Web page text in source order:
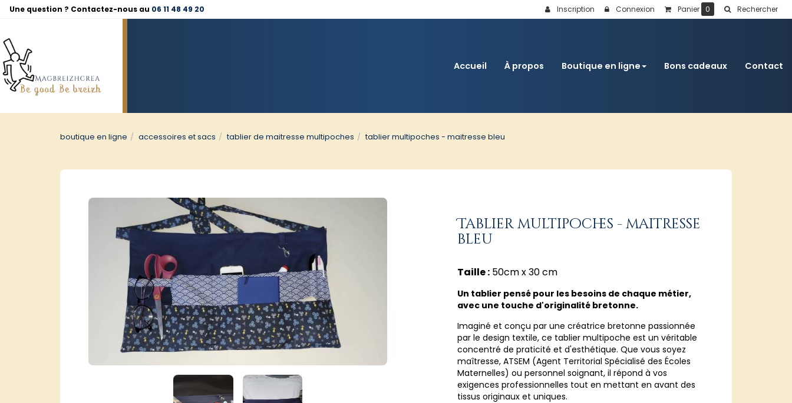
Accueil À propos Boutique en ligne Bons cadeaux Contact
boutique en ligne accessoires et sacs tablier de maitresse multipoches tablier multipoches - maitresse bleu
Tablier multipoches - maitresse
bleu
Taille : 50cm x 30 cm
Un tablier pensé pour les besoins de chaque métier,
avec une touche d'originalité bretonne.
Imaginé et conçu par une créatrice bretonne passionnée
par le design textile, ce tablier multipoche est un véritable
concentré de praticité et d'esthétique. Que vous soyez
maîtresse, ATSEM (Agent Territorial Spécialisé des Écoles
Maternelles) ou personnel soignant, il répond à vos
exigences professionnelles tout en mettant en avant des
tissus originaux et uniques.
Une question ? Contactez-nous au 06 11 48 49 20 Inscription Connexion Panier 0 Rechercher
Panneau de gestion des cookies